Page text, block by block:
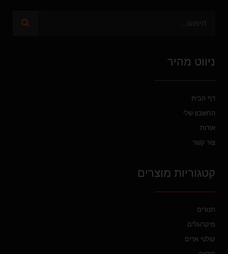
ניווט מהיר
דף הבית
החשבון שלי
אודות
צור קשר
קטגוריות מוצרים
תנורים
מיקרוגלים
קולטי אדים